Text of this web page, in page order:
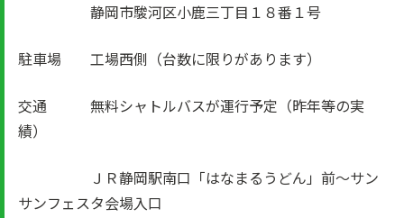
静岡市駿河区小鹿三丁目１８番１号
駐車場 工場西側（台数に限りがあります）
交通 無料シャトルバスが運行予定（昨年等の実
績）
ＪＲ静岡駅南口「はなまるうどん」前～サン
サンフェスタ会場入口